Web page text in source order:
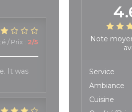
/ Prix : 2/5
It was
Note
Service
Ambiance
Cuisine